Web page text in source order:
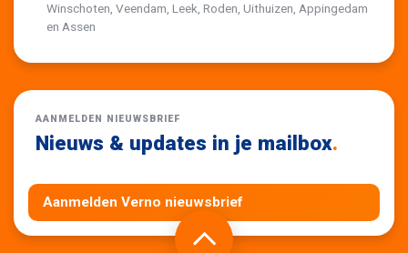
Winschoten, Veendam, Leek, Roden, Uithuizen, Appingedam
en Assen
AANMELDEN NIEUWSBRIEF
Nieuws & updates in je mailbox.
Aanmelden Verno nieuwsbrief